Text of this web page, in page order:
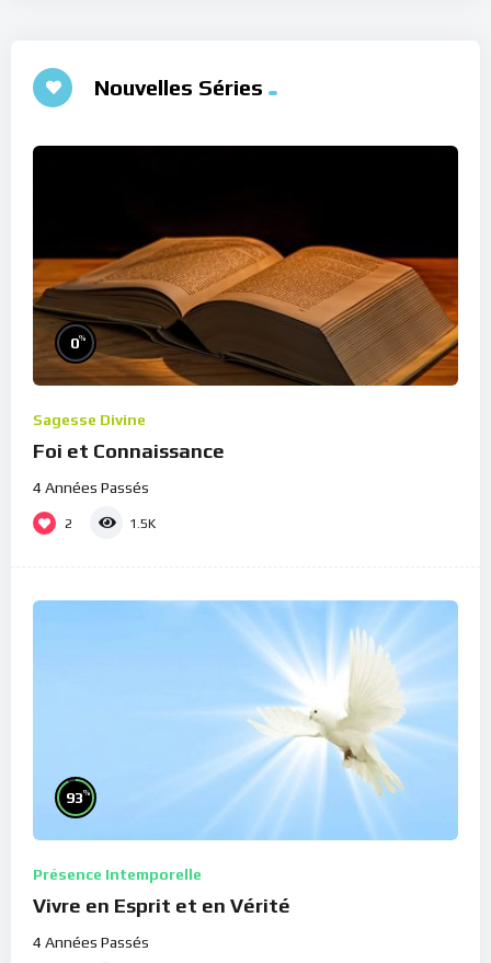
Nouvelles Séries
0%
Sagesse Divine
Foi et Connaissance
4 Années Passés
2 1.5K
93%
Présence Intemporelle
Vivre en Esprit et en Vérité
4 Années Passés